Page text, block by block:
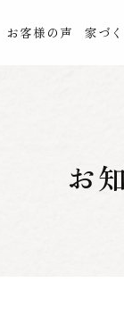
お客様の声 家づ
お